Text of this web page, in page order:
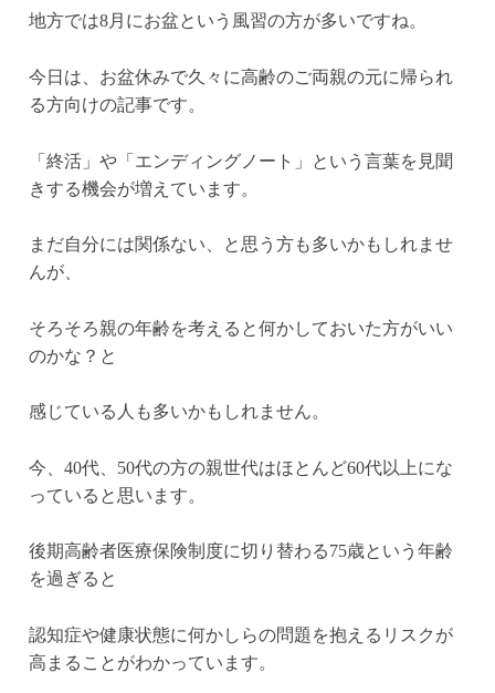
地方では8月にお盆という風習の方が多いですね。
今日は、お盆休みで久々に高齢のご両親の元に帰られ
る方向けの記事です。
「終活」や「エンディングノート」という言葉を見聞
きする機会が増えています。
まだ自分には関係ない、と思う方も多いかもしれませ
んが、
そろそろ親の年齢を考えると何かしておいた方がいい
のかな？と
感じている人も多いかもしれません。
今、40代、50代の方の親世代はほとんど60代以上にな
っていると思います。
後期高齢者医療保険制度に切り替わる75歳という年齢
を過ぎると
認知症や健康状態に何かしらの問題を抱えるリスクが
高まることがわかっています。